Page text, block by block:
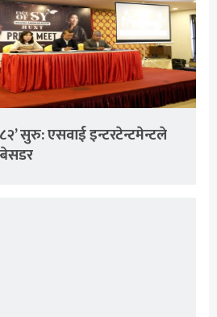
सुरु: एसवाई इन्टरटेन्टमेन्टले